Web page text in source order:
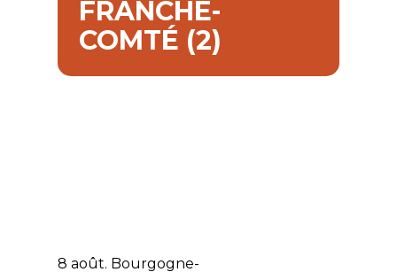
FRANCHE-
COMTÉ (2)
8 août. Bourgogne-